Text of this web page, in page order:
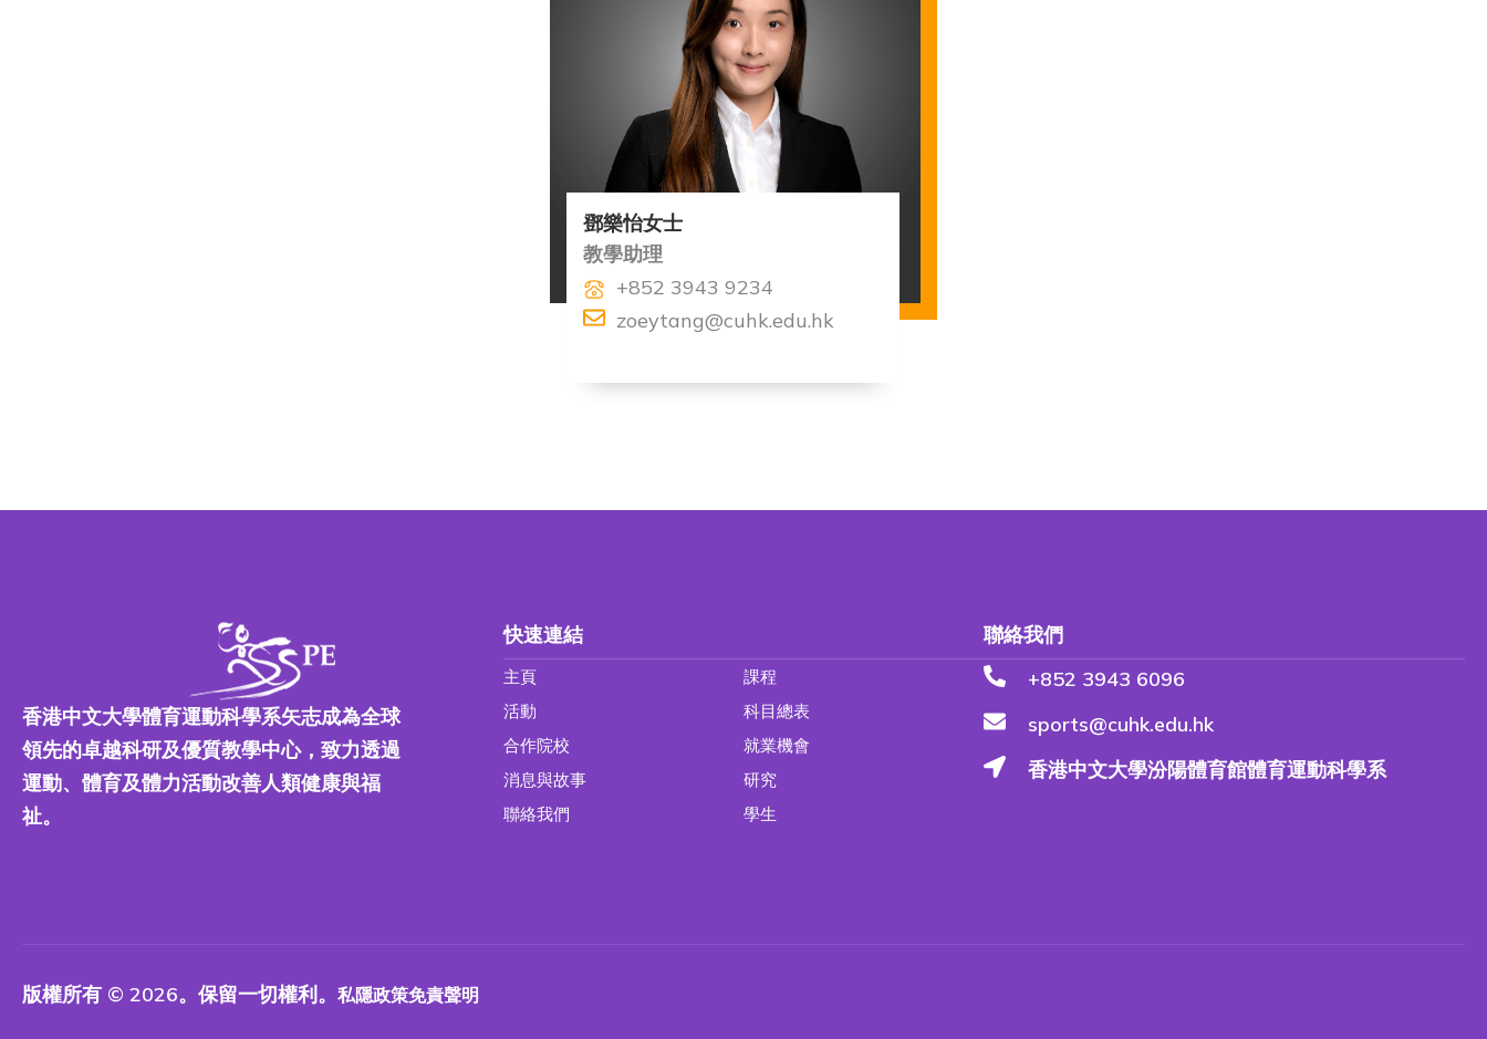
鄧樂怡女士
教學助理
+852 3943 9234
zoeytang@cuhk.edu.hk
香港中文大學體育運動科學系矢志成為全球
領先的卓越科研及優質教學中心，致力透過
運動、體育及體力活動改善人類健康與福
祉。
快速連結
主頁
課程
活動
科目總表
合作院校
就業機會
消息與故事
研究
聯絡我們
學生
聯絡我們
+852 3943 6096
sports@cuhk.edu.hk
香港中文大學汾陽體育館體育運動科學系
版權所有 © 2026。保留一切權利。 私隱政策免責聲明